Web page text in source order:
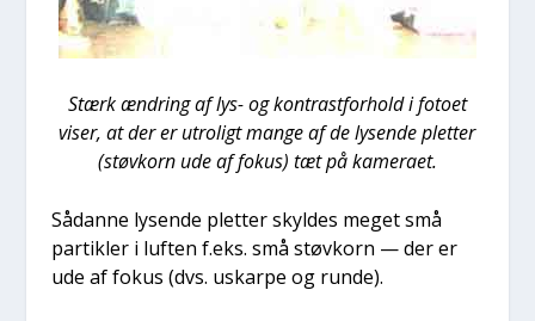
Stærk ændring af lys- og kon­trast­for­hold i foto­et
viser, at der er utro­ligt man­ge af de lysen­de plet­ter
(støv­korn ude af fokus) tæt på kame­ra­et.
Sådan­ne lysen­de plet­ter skyl­des meget små
par­tik­ler i luf­ten f.eks. små støv­korn — der er
ude af fokus (dvs. uskar­pe og run­de).